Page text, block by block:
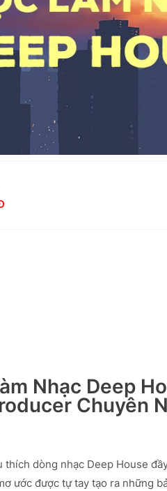
Nhạc Deep
Chuyên
thích dòng nhạc Deep House
ước được tự tay tạo ra những